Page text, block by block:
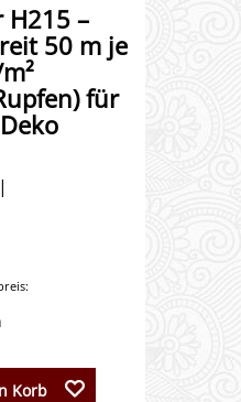
H215 –
50 m je
für
Korb